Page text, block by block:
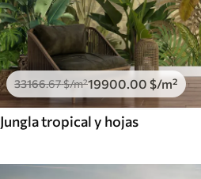
33166.67$/m²19900.00 $/m²
Jungla tropical y hojas